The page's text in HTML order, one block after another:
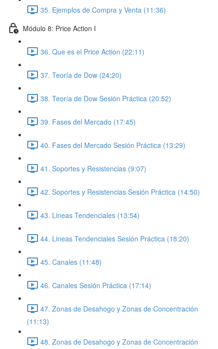
35. Ejemplos de Compra y Venta (11:36)
Módulo 8: Price Action I
36. Que es el Price Action (22:11)
37. Teoría de Dow (24:20)
38. Teoría de Dow Sesión Práctica (20:52)
39. Fases del Mercado (17:45)
40. Fases del Mercado Sesión Práctica (13:29)
41. Soportes y Resistencias (9:07)
42. Soportes y Resistencias Sesión Práctica (14:50)
43. Lineas Tendenciales (13:54)
44. Lineas Tendenciales Sesión Práctica (18:20)
45. Canales (11:48)
46. Canales Sesión Práctica (17:14)
47. Zonas de Desahogo y Zonas de Concentración
(11:13)
48. Zonas de Desahogo y Zonas de Concentración